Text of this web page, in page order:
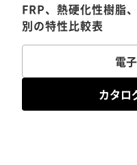
FRP、熱硬化性樹脂
別の特性比較表
電
カタロ